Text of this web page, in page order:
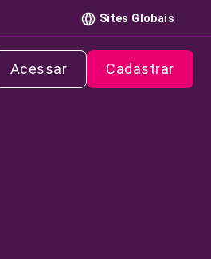
Sites Globais
Acessar Cadastrar